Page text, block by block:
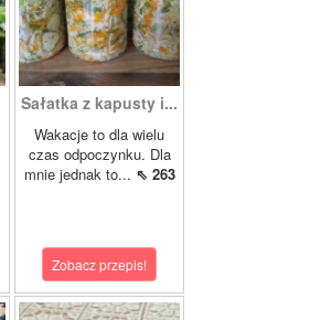
Sałatka z kapusty i...
Wakacje to dla wielu
czas odpoczynku. Dla
mnie jednak to... ⇖ 263
Zobacz przepis!